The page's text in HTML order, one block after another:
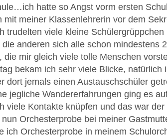
hatte so Angst vorm ersten
mit meiner Klassenlehrerin vor dem
trudelten viele kleine
anderen sich alle schon mindestens
die mir gleich viele tolle Menschen
bekam ich sehr viele Blicke,
dort jemals einen Austauschschüler
jegliche Wandererfahrungen ging es
viele Kontakte knüpfen und das war
Orchesterprobe bei meiner
ich Orchesterprobe in meinem